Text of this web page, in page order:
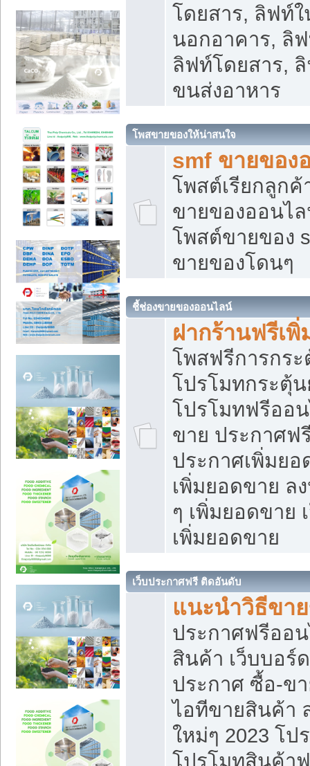
โดยสาร, ลิฟท์
นอกอาคาร, ลิ
ลิฟท์โดยสาร,
ขนส่งอาหาร
โพสขายของให้น่าสนใจ
smf ขายของ
โพสต์เรียกลูกค้
ขายของออนไ
โพสต์ขายของ
ขายของโดนๆ
ชี้ช่องขายของออนไลน์
ฝากร้านฟรีเ
โพสฟรีการกร
โปรโมทกระตุ้
โปรโมทฟรีออ
ขาย ประกาศฟ
ประกาศเพิ่มย
เพิ่มยอดขาย ล
ๆ เพิ่มยอดขาย
เพิ่มยอดขาย
เว็บประกาศฟรี ติดอันดับ
แนะนำวิธีขา
ประกาศฟรีออ
สินค้า เว็บบอร์
ประกาศ ซื้อ-ข
ไอทีขายสินค้า
ใหม่ๆ 2023 โป
โปรโมทสินค้า